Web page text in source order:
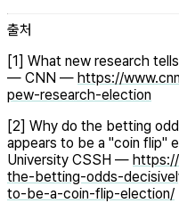
출처
[1] What new research
— CNN — https://
pew-research-election
[2] Why do the betting
appears to be a "coin flip"
University CSSH —
the-betting-odds-
to-be-a-coin-flip-election/